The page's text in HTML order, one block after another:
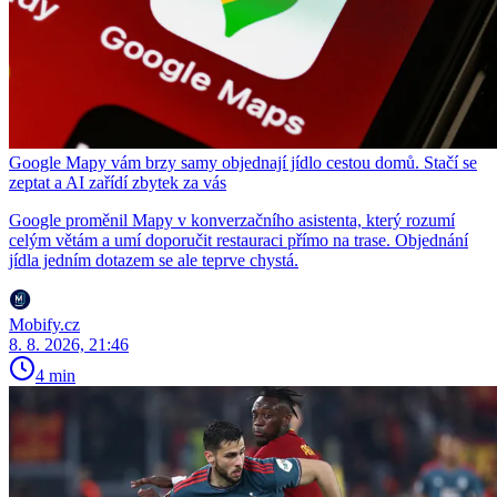
Google Mapy vám brzy samy objednají jídlo cestou domů. Stačí se
zeptat a AI zařídí zbytek za vás
Google proměnil Mapy v konverzačního asistenta, který rozumí
celým větám a umí doporučit restauraci přímo na trase. Objednání
jídla jedním dotazem se ale teprve chystá.
Mobify.cz
8. 8. 2026, 21:46
4 min